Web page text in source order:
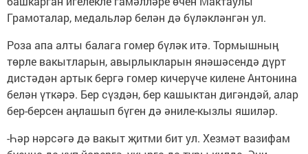
Грамоталар, медальләр белән дә бүләкләнгән ул.
Роза апа алты балага гомер бүләк итә. Тормышның
төрле вакытларын, авырлыкларын янәшәсендә дүрт
дистәдән артык бергә гомер кичерүче килене Антонина
белән үткәрә. Бер сүздән, бер кашыктан дигәндәй, алар
бер-берсен аңлашып бүген дә әниле-кызлы яшиләр.
-Һәр нәрсәгә дә вакыт җитми бит ул. Хезмәт вазифам